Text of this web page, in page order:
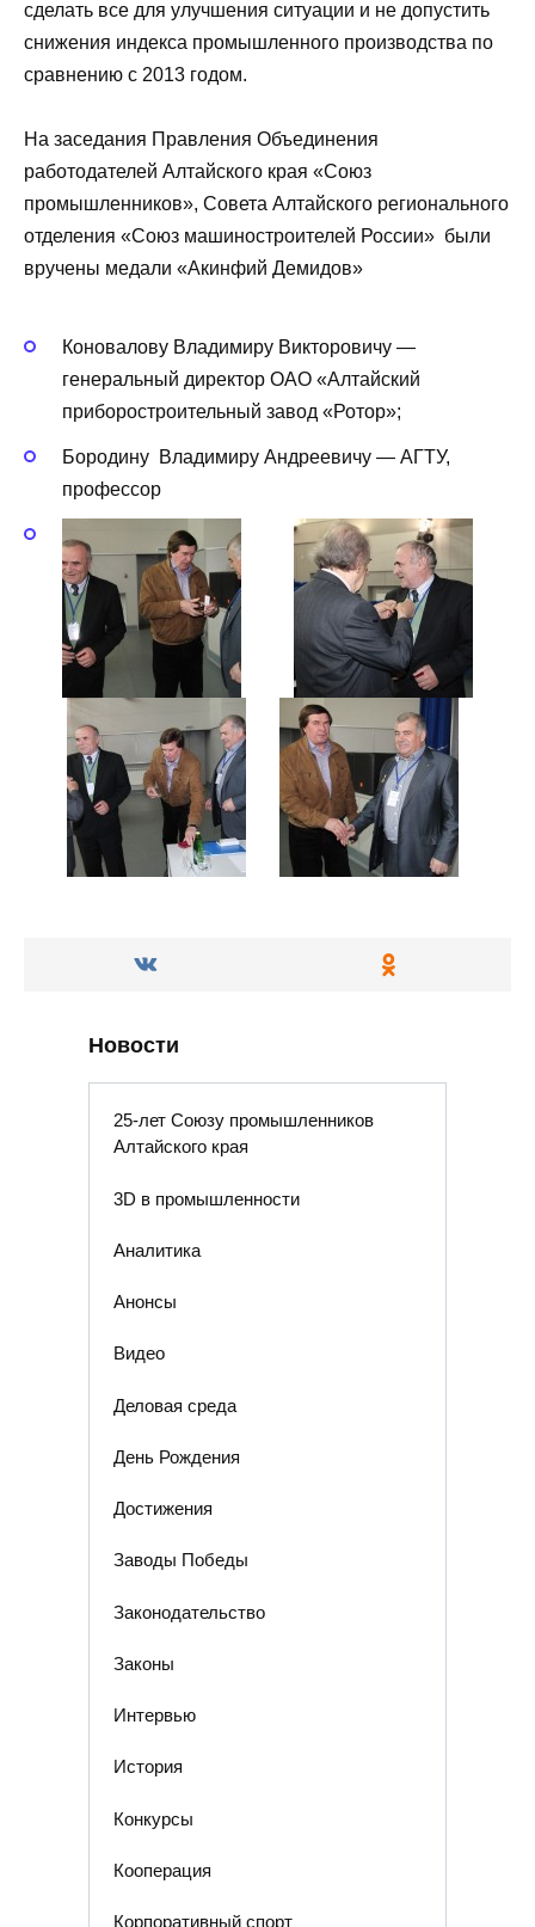
сделать все для улучшения ситуации и не допустить
снижения индекса промышленного производства по
сравнению с 2013 годом.
На заседания Правления Объединения
работодателей Алтайского края «Союз
промышленников», Совета Алтайского регионального
отделения «Союз машиностроителей России» были
вручены медали «Акинфий Демидов»
Коновалову Владимиру Викторовичу —
генеральный директор ОАО «Алтайский
приборостроительный завод «Ротор»;
Бородину Владимиру Андреевичу — АГТУ,
профессор
Новости
25-лет Союзу промышленников
Алтайского края
3D в промышленности
Аналитика
Анонсы
Видео
Деловая среда
День Рождения
Достижения
Заводы Победы
Законодательство
Законы
Интервью
История
Конкурсы
Кооперация
Корпоративный спорт